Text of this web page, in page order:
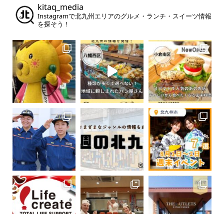
kitaq_media
Instagramで北九州エリアのグルメ・ランチ・スイーツ情報
を探そう！